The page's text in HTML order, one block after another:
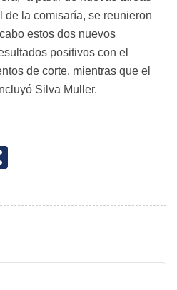
de la comisaría, se reunieron
estos dos nuevos
positivos con el
de corte, mientras que el
Silva Muller.